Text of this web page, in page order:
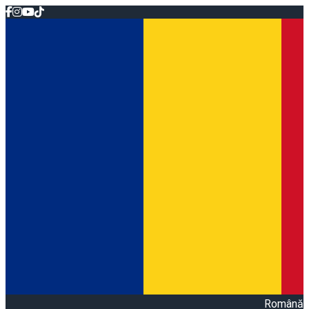
Română